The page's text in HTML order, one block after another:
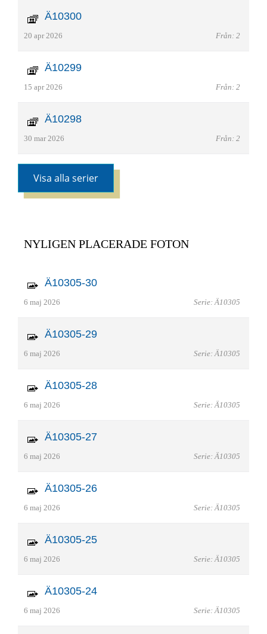
Ä10300
20 apr 2026 Från: 2
Ä10299
15 apr 2026 Från: 2
Ä10298
30 mar 2026 Från: 2
Visa alla serier
NYLIGEN PLACERADE FOTON
Ä10305-30
6 maj 2026 Serie: Ä10305
Ä10305-29
6 maj 2026 Serie: Ä10305
Ä10305-28
6 maj 2026 Serie: Ä10305
Ä10305-27
6 maj 2026 Serie: Ä10305
Ä10305-26
6 maj 2026 Serie: Ä10305
Ä10305-25
6 maj 2026 Serie: Ä10305
Ä10305-24
6 maj 2026 Serie: Ä10305